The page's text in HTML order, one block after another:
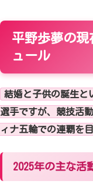
平野歩夢の
ュール
結婚と子供の誕生と
選手ですが、競技活
ィナ五輪での連覇を
2025年の主な活